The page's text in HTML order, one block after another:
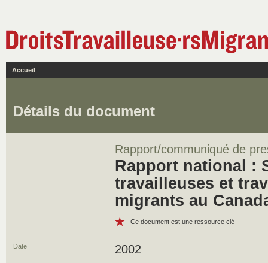
Accueil
Détails du document
Rapport/communiqué de
Rapport national :
travailleuses et
migrants au
Ce document est une ressource clé
Date 2002